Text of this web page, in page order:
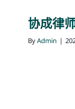
协成律
ByAdmin |